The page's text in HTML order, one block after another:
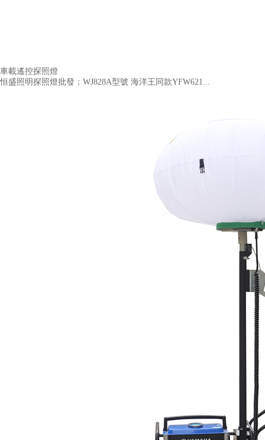
車載遙控探照燈
恒盛照明探照燈批發；WJ828A型號 海洋王同款YFW621...